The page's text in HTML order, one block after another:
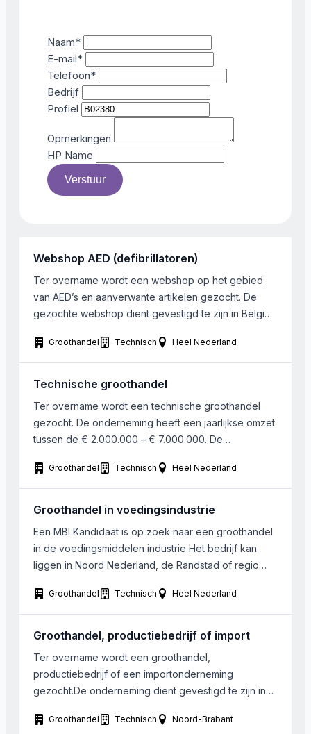
Naam*
E-mail*
Telefoon*
Bedrijf
Profiel
Opmerkingen
HP Name
Verstuur
Webshop AED (defibrillatoren)
Ter overname wordt een webshop op het gebied
van AED’s en aanverwante artikelen gezocht. De
gezochte webshop dient gevestigd te zijn in België,
personeel, in de rol van agent, op locatie, wordt niet
op voorhand uitgesloten.
Groothandel Technisch Heel Nederland
Technische groothandel
Ter overname wordt een technische groothandel
gezocht. De onderneming heeft een jaarlijkse omzet
tussen de € 2.000.000 – € 7.000.000. De
van Nederland.
Groothandel Technisch Heel Nederland
Groothandel in voedingsindustrie
Een MBI Kandidaat is op zoek naar een groothandel
in de voedingsmiddelen industrie Het bedrijf kan
liggen in Noord Nederland, de Randstad of regio
Groothandel Technisch Heel Nederland
Groothandel, productiebedrijf of import
Ter overname wordt een groothandel,
productiebedrijf of een importonderneming
gezocht.De onderneming dient gevestigd te zijn in
Zoom/Roosendaal. Potentie tot groei is een vereiste
Groothandel Technisch Noord-Brabant